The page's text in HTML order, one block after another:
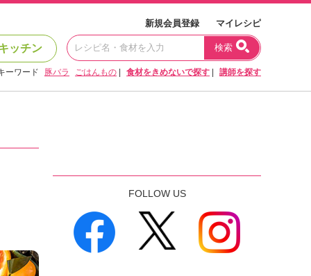
新規会員登録 マイレシピ
ッチン 検索
ーワード 豚バラ ごはんもの 食材をきめないで探す 講師を探す
FOLLOW US